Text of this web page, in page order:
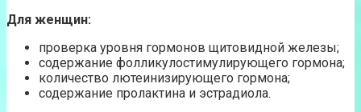
Для женщин:
проверка уровня гормонов щитовидной железы;
содержание фолликулостимулирующего гормона;
количество лютеинизирующего гормона;
содержание пролактина и эстрадиола.